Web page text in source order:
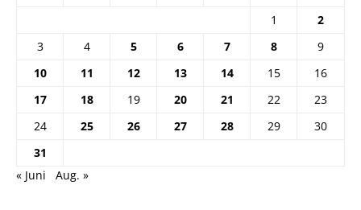
1
2
3
4 5 6 7 8
9
10
11 12 13 14 15
16
17
18 19 20 21 22
23
24
25 26 27 28 29
30
31
« Juni
Aug. »